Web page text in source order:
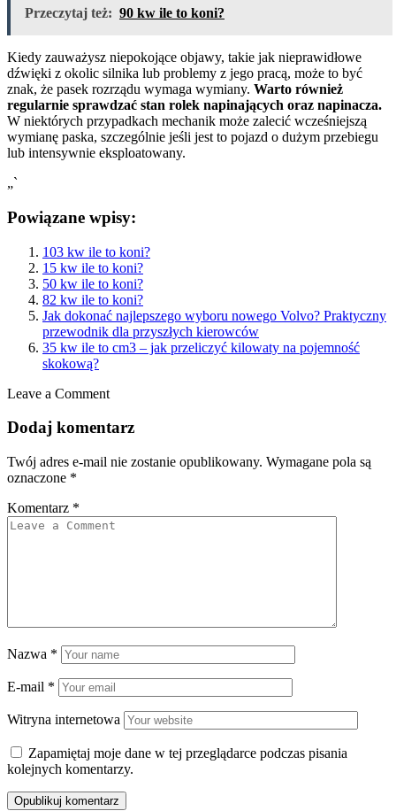
Przeczytaj też: 90 kw ile to koni?
Kiedy zauważysz niepokojące objawy, takie jak nieprawidłowe
dźwięki z okolic silnika lub problemy z jego pracą, może to być
znak, że pasek rozrządu wymaga wymiany. Warto również
regularnie sprawdzać stan rolek napinających oraz napinacza.
W niektórych przypadkach mechanik może zalecić wcześniejszą
wymianę paska, szczególnie jeśli jest to pojazd o dużym przebiegu
lub intensywnie eksploatowany.
„`
Powiązane wpisy:
103 kw ile to koni?
15 kw ile to koni?
50 kw ile to koni?
82 kw ile to koni?
Jak dokonać najlepszego wyboru nowego Volvo? Praktyczny
przewodnik dla przyszłych kierowców
35 kw ile to cm3 – jak przeliczyć kilowaty na pojemność
skokową?
Leave a Comment
Dodaj komentarz
Twój adres e-mail nie zostanie opublikowany. Wymagane pola są
oznaczone *
Komentarz *
Nazwa *
E-mail *
Witryna internetowa
Zapamiętaj moje dane w tej przeglądarce podczas pisania
kolejnych komentarzy.